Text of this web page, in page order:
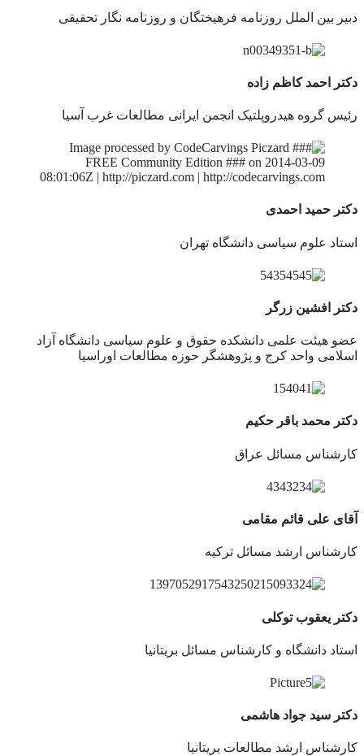
دبیر بین الملل روزنامه فرهیختگان و روزنامه نگار تحقیقی
دکتر احمد کاظم زاده
رئیس گروه هیدروپلتیک انجمن ایرانی مطالعات غرب آسیا
دکتر حمید احمدی
استاد علوم سیاسی دانشگاه تهران
دکتر افشین زرگر
عضو هیئت علمی دانشکده حقوق و علوم سیاسی دانشگاه آزاد
اسلامی واحد کرج و پژوهشگر حوزه مطالعات اوراسیا
دکتر محمد باقر حکیم
کارشناس مسائل عراق
آقای علی قائم مقامی
کارشناس ارشد مسائل ترکیه
دکتر یعقوب توکلی
استاد دانشگاه و کارشناس مسائل بریتانیا
دکتر سید جواد هاشمی
کارشناس ارشد مطالعات بریتانیا